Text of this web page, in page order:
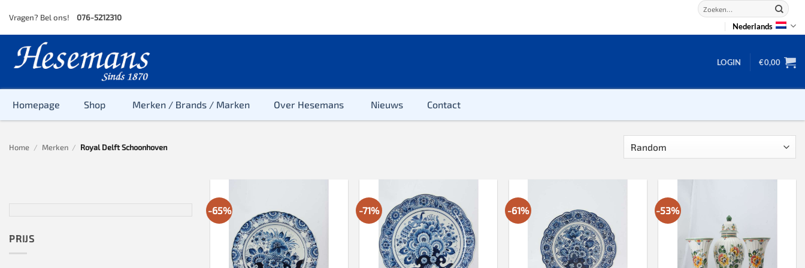
content
Vragen? Bel ons! 076-5212310
Zoeken
naar:
Nederlands
LOGIN €0,00
Homepage Shop
Kleuter
Baby & Peuter
Baby, Peuter & Kleuter
Peuter & Kleuter
2-100 stukjes
100 stukjes
dammen
dobbel
domino
Merken / Brands / Marken Over Hesemans Nieuws Contact
Home / Merken / Royal Delft Schoonhoven
PRIJS
-65% -71% -61% -53%